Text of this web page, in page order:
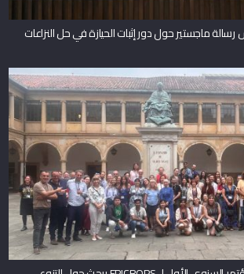
رسالة ماجستير حول دور إثبات الحيازة في حل النزاعات